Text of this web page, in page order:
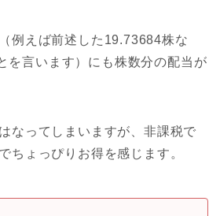
例えば前述した19.73684株な
を言います）にも株数分の配当が
なってしまいますが、非課税で
ちょっぴりお得を感じます。